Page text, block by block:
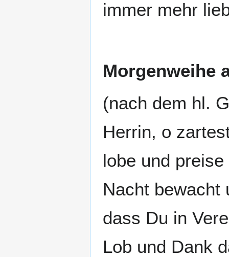
immer mehr
Morgenweihe
(nach dem hl.
Herrin, o
lobe und
Nacht bewacht
dass Du in
Lob und Dank